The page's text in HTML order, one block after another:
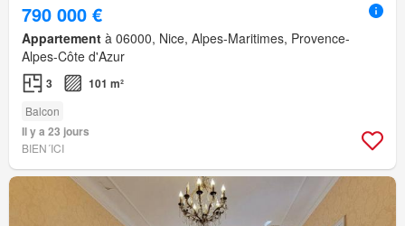
790 000 €
Appartement à 06000, Nice, Alpes-Maritimes, Provence-
Alpes-Côte d'Azur
3 101 m²
Balcon
Il y a 23 jours
BIEN´ICI